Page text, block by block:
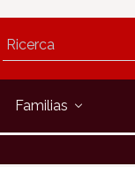
Familias